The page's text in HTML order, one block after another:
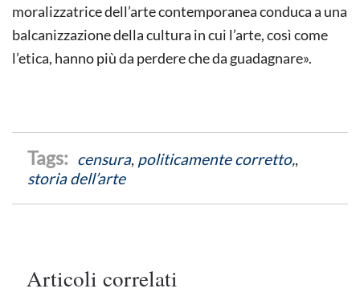
moralizzatrice dell’arte contemporanea conduca a una
balcanizzazione della cultura in cui l’arte, così come
l’etica, hanno più da perdere che da guadagnare».
censura, politicamente corretto,,
storia dell’arte
Articoli correlati